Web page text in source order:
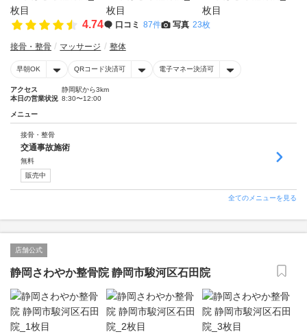
4.74 口コミ 87件 写真 23枚
接骨・整骨 マッサージ 整体
早朝OK QRコード決済可 電子マネー決済可
アクセス
静岡駅から3km
本日の営業状況 8:30〜12:00
メニュー
接骨・整骨
交通事故施術
無料
販売中
全てのメニューを見る
店舗公式
静岡さわやか整骨院 静岡市駿河区石田院